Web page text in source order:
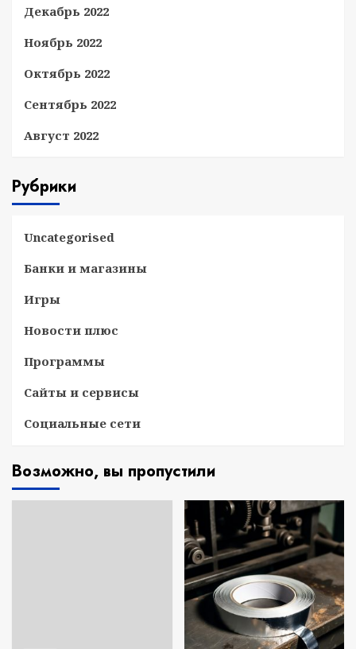
Декабрь 2022
Ноябрь 2022
Октябрь 2022
Сентябрь 2022
Август 2022
Рубрики
Uncategorised
Банки и магазины
Игры
Новости плюс
Программы
Сайты и сервисы
Социальные сети
Возможно, вы пропустили